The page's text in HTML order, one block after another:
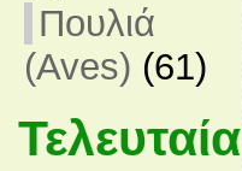
Πουλιά
(Aves) (61)
Τελευταία